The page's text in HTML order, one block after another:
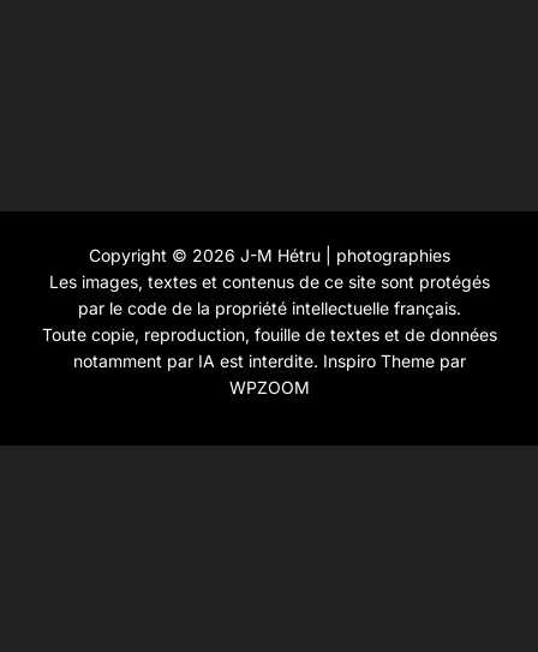
Copyright © 2026 J-M Hétru | photographies
Les images, textes et contenus de ce site sont protégés
par le code de la propriété intellectuelle français.
Toute copie, reproduction, fouille de textes et de données
notamment par IA est interdite. Inspiro Themepar
WPZOOM